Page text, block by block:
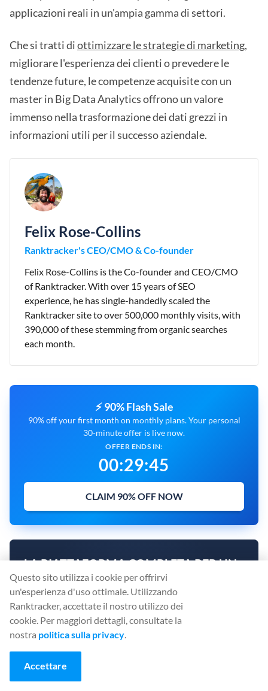
applicazioni reali in un'ampia gamma di settori.
Che si tratti diottimizzare le strategie di marketing,
migliorare l'esperienza dei clienti o prevedere le
tendenze future, le competenze acquisite con un
master in Big Data Analytics offrono un valore
immenso nella trasformazione dei dati grezzi in
informazioni utili per il successo aziendale.
Felix Rose-Collins
Ranktracker's CEO/CMO & Co-founder
Felix Rose-Collins is the Co-founder and CEO/CMO
of Ranktracker. With over 15 years of SEO
experience, he has single-handedly scaled the
Ranktracker site to over 500,000 monthly visits, with
390,000 of these stemming from organic searches
each month.
⚡ 90% Flash Sale
90% off your first month on monthly plans. Your personal
30-minute offer is live now.
OFFER ENDS IN:
00:29:44
CLAIM 90% OFF NOW
LA PIATTAFORMA COMPLETA PER UN
SEO EFFICACE
Rank Tracker
Keyword Finder
SERP Checker
Backlink Checker
Backlink Monitor
Website Audit
Questo sito utilizza i cookie per offrirvi
un'esperienza d'uso ottimale. Utilizzando
Ranktracker, accettate il nostro utilizzo dei
cookie. Per maggiori dettagli, consultate la
nostra politica sulla privacy.
Accettare